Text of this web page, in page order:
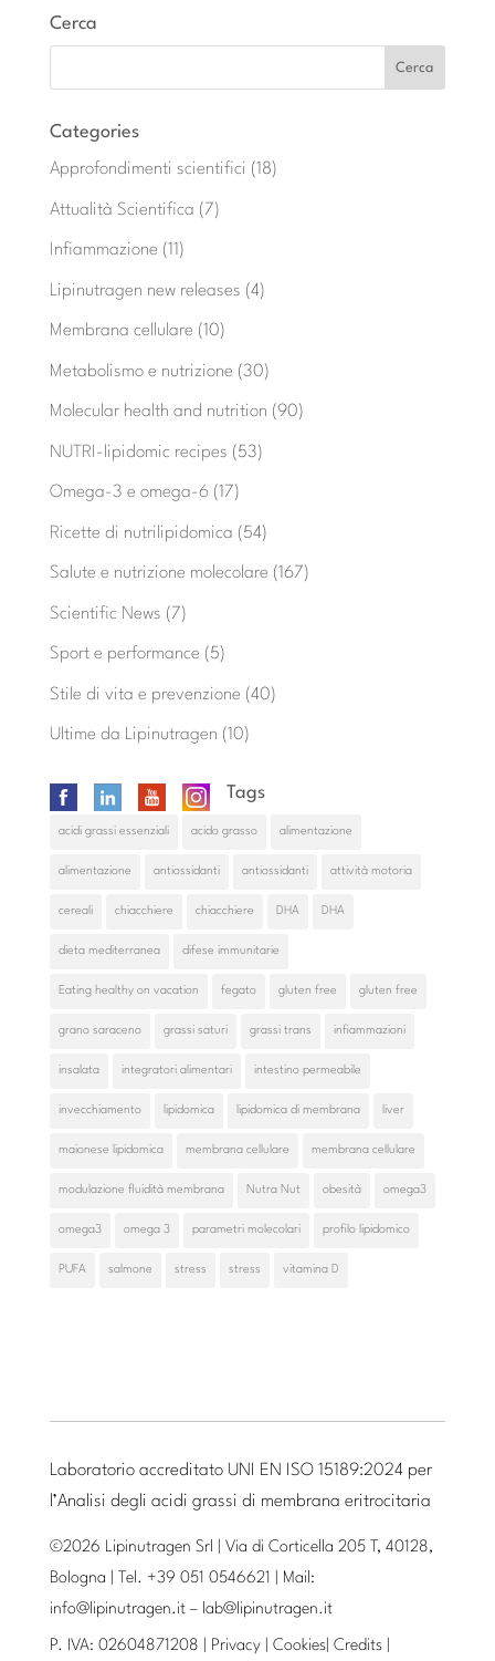
Cerca
Categories
Approfondimenti scientifici (18)
Attualità Scientifica (7)
Infiammazione (11)
Lipinutragen new releases (4)
Membrana cellulare (10)
Metabolismo e nutrizione (30)
Molecular health and nutrition (90)
NUTRI-lipidomic recipes (53)
Omega-3 e omega-6(17)
Ricette di nutrilipidomica (54)
Salute e nutrizione molecolare (167)
Scientific News (7)
Sport e performance (5)
Stile di vita e prevenzione (40)
Ultime da Lipinutragen (10)
Tags
acidi grassi essenziali acido grasso alimentazione
alimentazione antiossidanti antiossidanti attività motoria
cereali chiacchiere chiacchiere DHA DHA
dieta mediterranea difese immunitarie
Eating healthy on vacation fegato gluten free gluten free
grano saraceno grassi saturi grassi trans infiammazioni
insalata integratori alimentari intestino permeabile
invecchiamento lipidomica lipidomica di membrana liver
maionese lipidomica membrana cellulare membrana cellulare
modulazione fluidità membrana Nutra Nut obesità omega3
omega3 omega 3 parametri molecolari profilo lipidomico
PUFA salmone stress stress vitamina D
Laboratorio accreditato UNI EN ISO 15189:2024 per
l’Analisi degli acidi grassi di membrana eritrocitaria
©2026 Lipinutragen Srl | Via di Corticella 205 T, 40128,
Bologna | Tel. +39 051 0546621 | Mail:
info@lipinutragen.it– lab@lipinutragen.it
P. IVA: 02604871208 | Privacy| Cookies| Credits|